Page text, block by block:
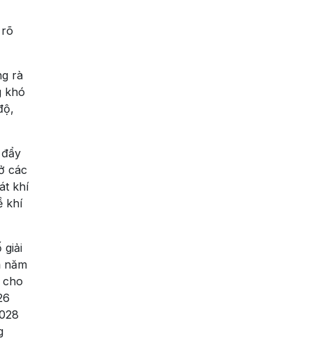
rà
khó
các
khí
khí
giải
năm
cho